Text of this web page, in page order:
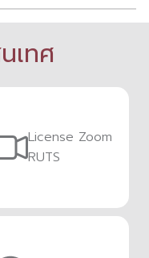
เทศ
License Zoom
RUTS